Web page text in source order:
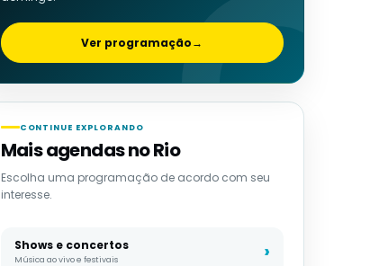
Ver programação→
CONTINUE EXPLORANDO
Mais agendas no Rio
Escolha uma programação de acordo com seu
interesse.
Shows e concertos
Música ao vivo e festivais